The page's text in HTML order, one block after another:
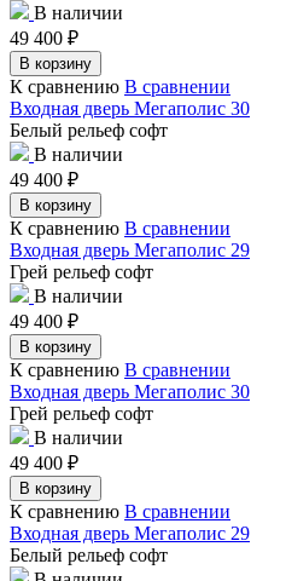
В наличии
49 400 ₽
В корзину
К сравнению В сравнении
Входная дверь Мегаполис 30
Белый рельеф софт
В наличии
49 400 ₽
В корзину
К сравнению В сравнении
Входная дверь Мегаполис 29
Грей рельеф софт
В наличии
49 400 ₽
В корзину
К сравнению В сравнении
Входная дверь Мегаполис 30
Грей рельеф софт
В наличии
49 400 ₽
В корзину
К сравнению В сравнении
Входная дверь Мегаполис 29
Белый рельеф софт